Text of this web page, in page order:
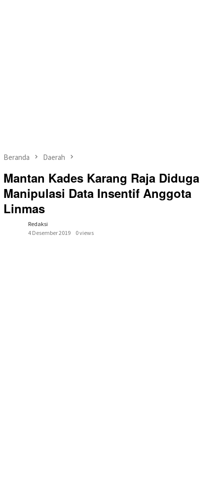
Beranda Daerah
Mantan Kades Karang Raja Diduga
Manipulasi Data Insentif Anggota
Linmas
Redaksi
4 Desember 2019
0 views